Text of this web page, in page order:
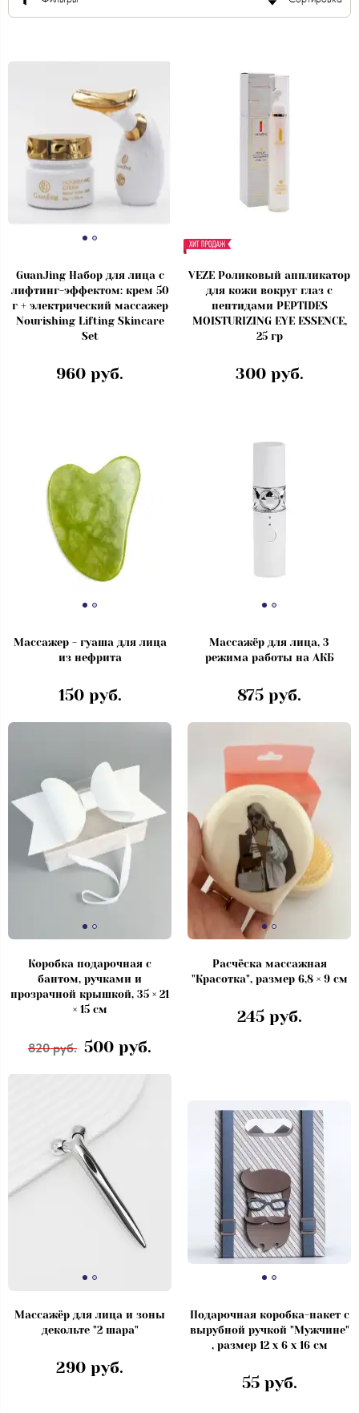
GuanJing Набор для лица с
лифтинг-эффектом: крем 50
г + электрический массажер
Nourishing Lifting Skincare
Set
960 руб.
VEZE Роликовый аппликатор
для кожи вокруг глаз с
пептидами PEPTIDES
MOISTURIZING EYE ESSENCE,
25 гр
300 руб.
Массажер - гуаша для лица
из нефрита
150 руб.
Массажёр для лица, 3
режима работы на АКБ
875 руб.
Коробка подарочная с
бантом, ручками и
прозрачной крышкой, 35 × 21
× 15 см
820 руб. 500 руб.
Расчёска массажная
"Красотка", размер 6,8 × 9 см
245 руб.
Массажёр для лица и зоны
декольте "2 шара"
290 руб.
Подарочная коробка-пакет с
вырубной ручкой "Мужчине"
, размер 12 х 6 х 16 см
55 руб.